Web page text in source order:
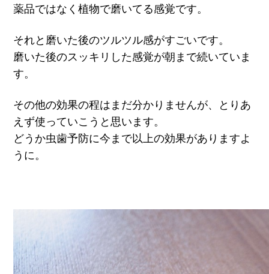
薬品ではなく植物で磨いてる感覚です。
それと磨いた後のツルツル感がすごいです。
磨いた後のスッキリした感覚が朝まで続いていま
す。
その他の効果の程はまだ分かりませんが、とりあ
えず使っていこうと思います。
どうか虫歯予防に今まで以上の効果がありますよ
うに。